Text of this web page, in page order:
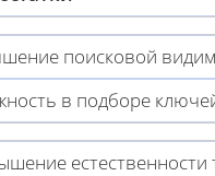
поисковой
в подборе
естественности